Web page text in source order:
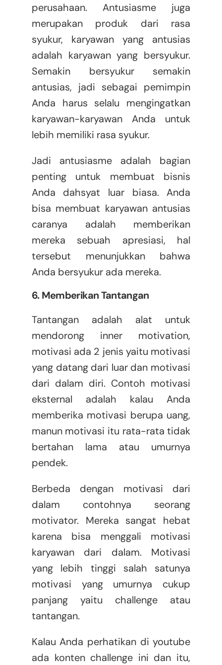
perusahaan. Antusiasme juga
merupakan produk dari rasa
syukur, karyawan yang antusias
adalah karyawan yang bersyukur.
Semakin bersyukur semakin
antusias, jadi sebagai pemimpin
Anda harus selalu mengingatkan
karyawan-karyawan Anda untuk
lebih memiliki rasa syukur.
Jadi antusiasme adalah bagian
penting untuk membuat bisnis
Anda dahsyat luar biasa. Anda
bisa membuat karyawan antusias
caranya adalah memberikan
mereka sebuah apresiasi, hal
tersebut menunjukkan bahwa
Anda bersyukur ada mereka.
6. Memberikan Tantangan
Tantangan adalah alat untuk
mendorong inner motivation,
motivasi ada 2 jenis yaitu motivasi
yang datang dari luar dan motivasi
dari dalam diri. Contoh motivasi
eksternal adalah kalau Anda
memberika motivasi berupa uang,
manun motivasi itu rata-rata tidak
bertahan lama atau umurnya
pendek.
Berbeda dengan motivasi dari
dalam contohnya seorang
motivator. Mereka sangat hebat
karena bisa menggali motivasi
karyawan dari dalam. Motivasi
yang lebih tinggi salah satunya
motivasi yang umurnya cukup
panjang yaitu challenge atau
tantangan.
Kalau Anda perhatikan di youtube
ada konten challenge ini dan itu,